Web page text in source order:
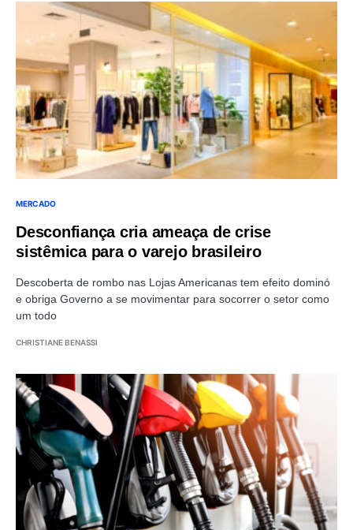
MERCADO
Desconfiança cria ameaça de crise
sistêmica para o varejo brasileiro
Descoberta de rombo nas Lojas Americanas tem efeito dominó
e obriga Governo a se movimentar para socorrer o setor como
um todo
CHRISTIANE BENASSI